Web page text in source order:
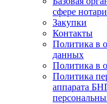
сфере
Закупки
Контакты
Политика в
данных
Политика в
Политика
аппарата